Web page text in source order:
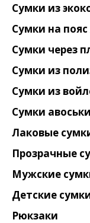
Сумки из
Сумки на
Сумки через
Сумки из
Сумки из
Сумки авоськи
Лаковые
Прозрачные
Мужские
Детские
Рюкзаки